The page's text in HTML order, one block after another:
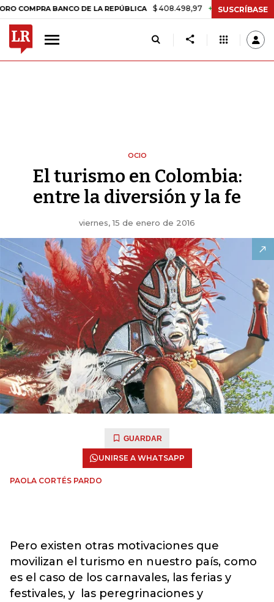
BANCO DE LA REPÚBLICA $ 408.498,97 +$ 8.753,81 +2,19%
SUSCRÍBASE
OCIO
El turismo en Colombia:
entre la diversión y la fe
viernes, 15 de enero de 2016
GUARDAR
UNIRSE A WHATSAPP
PAOLA CORTÉS PARDO
Pero existen otras motivaciones que
movilizan el turismo en nuestro país, como
es el caso de los carnavales, las ferias y
festivales, y las peregrinaciones y